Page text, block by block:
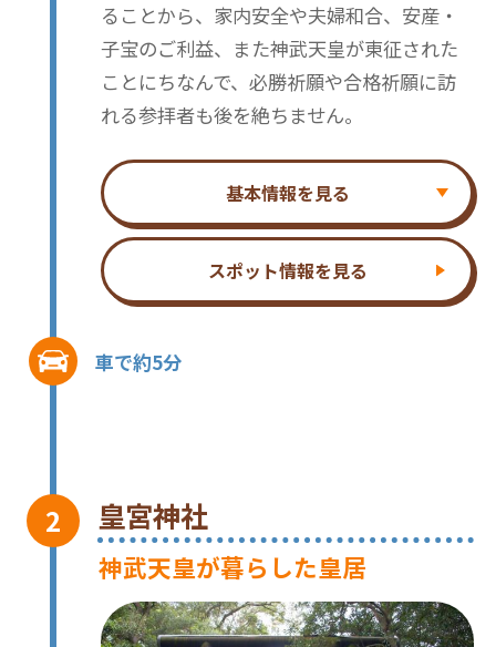
ることから、家内安全や夫婦和合、安産・
子宝のご利益、また神武天皇が東征された
ことにちなんで、必勝祈願や合格祈願に訪
れる参拝者も後を絶ちません。
基本情報を見る
スポット情報を見る
車で約5分
皇宮神社
神武天皇が暮らした皇居